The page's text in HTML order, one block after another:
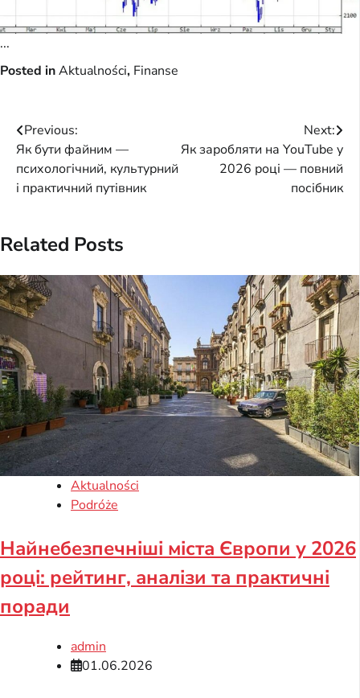
...
Posted inAktualności, Finanse
Post
navigation
Previous:
Як бути файним —
психологічний, культурний
і практичний путівник
Next:
Як заробляти на YouTube у
2026 році — повний
посібник
Related Posts
Aktualności
Podróże
Найнебезпечніші міста Європи у 2026
році: рейтинг, аналізи та практичні
поради
admin
01.06.2026